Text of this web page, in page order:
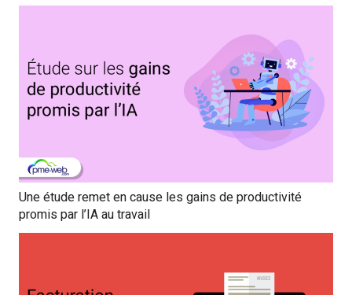
Une étude remet en cause les gains de productivité
promis par l’IA au travail